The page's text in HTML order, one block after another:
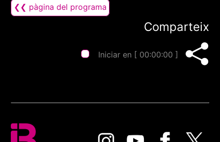
❮❮ pàgina del programa
Comparteix
Iniciar en [ 00:00:00 ]